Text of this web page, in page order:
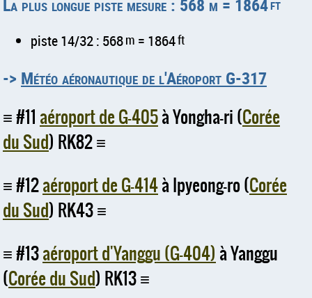
La plus longue piste mesure : 568 m = 1864
piste 14/32 : 568m = 1864ft
-> Météo aéronautique de l'Aéroport G-317
#11 aéroport de G-405à Yongha-ri (Corée
du Sud) RK82
#12aéroport de G-414à Ipyeong-ro (Corée
du Sud) RK43
#13aéroport d'Yanggu (G-404) à Yanggu
(Corée du Sud) RK13